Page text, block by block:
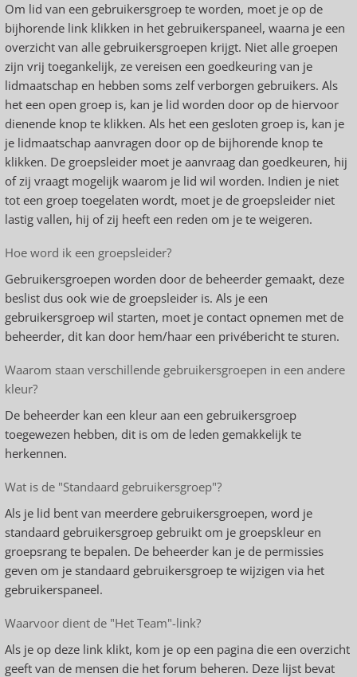
Om lid van een gebruikersgroep te worden, moet je op de
bijhorende link klikken in het gebruikerspaneel, waarna je een
overzicht van alle gebruikersgroepen krijgt. Niet alle groepen
zijn vrij toegankelijk, ze vereisen een goedkeuring van je
lidmaatschap en hebben soms zelf verborgen gebruikers. Als
het een open groep is, kan je lid worden door op de hiervoor
dienende knop te klikken. Als het een gesloten groep is, kan je
je lidmaatschap aanvragen door op de bijhorende knop te
klikken. De groepsleider moet je aanvraag dan goedkeuren, hij
of zij vraagt mogelijk waarom je lid wil worden. Indien je niet
tot een groep toegelaten wordt, moet je de groepsleider niet
lastig vallen, hij of zij heeft een reden om je te weigeren.
Hoe word ik een groepsleider?
Gebruikersgroepen worden door de beheerder gemaakt, deze
beslist dus ook wie de groepsleider is. Als je een
gebruikersgroep wil starten, moet je contact opnemen met de
beheerder, dit kan door hem/haar een privébericht te sturen.
Waarom staan verschillende gebruikersgroepen in een andere
kleur?
De beheerder kan een kleur aan een gebruikersgroep
toegewezen hebben, dit is om de leden gemakkelijk te
herkennen.
Wat is de "Standaard gebruikersgroep"?
Als je lid bent van meerdere gebruikersgroepen, word je
standaard gebruikersgroep gebruikt om je groepskleur en
groepsrang te bepalen. De beheerder kan je de permissies
geven om je standaard gebruikersgroep te wijzigen via het
gebruikerspaneel.
Waarvoor dient de "Het Team"-link?
Als je op deze link klikt, kom je op een pagina die een overzicht
geeft van de mensen die het forum beheren. Deze lijst bevat